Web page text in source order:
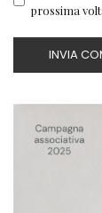
prossima